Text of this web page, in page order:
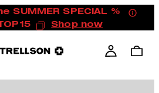
SUMMER SPECIAL %
Shop now